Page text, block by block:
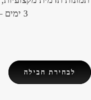
3 ימים – ללא צורך בסטודיו!
לבחירת חבילה